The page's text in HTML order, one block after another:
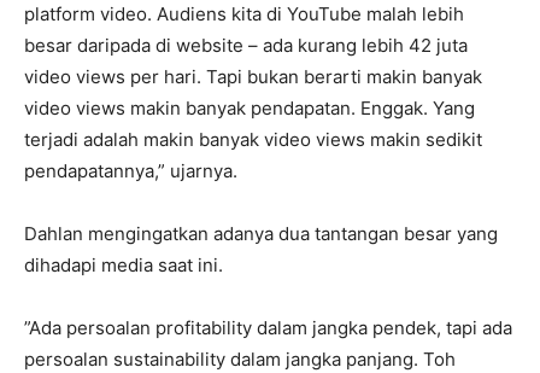
platform video. Audiens kita di YouTube malah lebih
besar daripada di website – ada kurang lebih 42 juta
video views per hari. Tapi bukan berarti makin banyak
video views makin banyak pendapatan. Enggak. Yang
terjadi adalah makin banyak video views makin sedikit
pendapatannya,” ujarnya.
‎Dahlan mengingatkan adanya dua tantangan besar yang
dihadapi media saat ini.
‎”Ada persoalan profitability dalam jangka pendek, tapi ada
persoalan sustainability dalam jangka panjang. Toh